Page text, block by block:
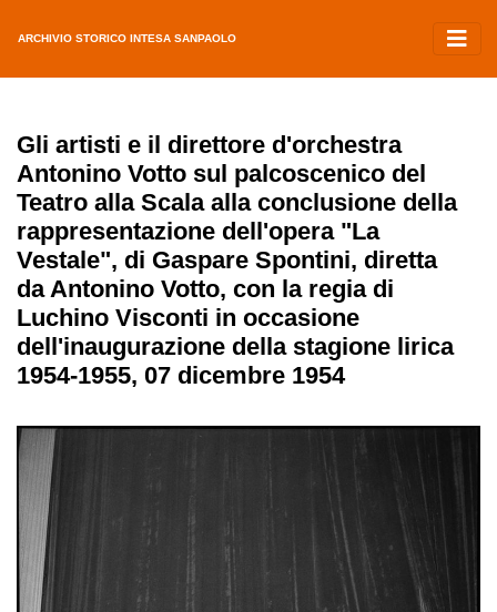
ARCHIVIO STORICO INTESA SANPAOLO
Gli artisti e il direttore d'orchestra
Antonino Votto sul palcoscenico del
Teatro alla Scala alla conclusione della
rappresentazione dell'opera "La
Vestale", di Gaspare Spontini, diretta
da Antonino Votto, con la regia di
Luchino Visconti in occasione
dell'inaugurazione della stagione lirica
1954-1955, 07 dicembre 1954